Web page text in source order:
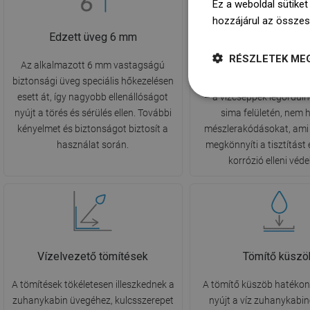
Edzett üveg 6 mm
Az alkalmazott 6 mm vastagságú
biztonsági üveg speciális hőkezelésen
esett át, így nagyobb ellenállóságot
nyújt a törés és sérülés ellen. További
kényelmet és biztonságot biztosít a
használat során.
Az innovatív
– a vízcseppek
sima felületén, nem
mészlerakódásokat,
megkönnyíti a tisztítást
korrózió elleni
Vízelvezető tömítések
A tömítések tökéletesen illeszkednek a
zuhanykabin üvegéhez, kulcsszerepet
Tömítő
A tömítő küszöb
nyújt a víz
Ez a weboldal
hozzájárul az
RÉSZLETEK